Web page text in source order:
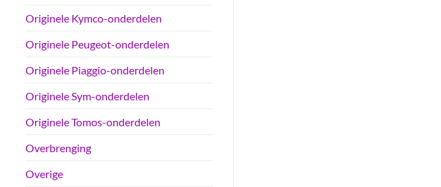
Originele Kymco-onderdelen
Originele Peugeot-onderdelen
Originele Piaggio-onderdelen
Originele Sym-onderdelen
Originele Tomos-onderdelen
Overbrenging
Overige